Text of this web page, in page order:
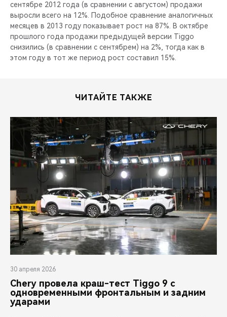
сентябре 2012 года (в сравнении с августом) продажи
выросли всего на 12%. Подобное сравнение аналогичных
месяцев в 2013 году показывает рост на 87%. В октябре
прошлого года продажи предыдущей версии Tiggo
снизились (в сравнении с сентябрем) на 2%, тогда как в
этом году в тот же период рост составил 15%.
ЧИТАЙТЕ ТАКЖЕ
30 апреля 2026
Chery провела краш-тест Tiggo 9 с
одновременными фронтальным и задним
ударами